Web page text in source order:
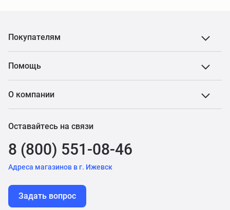
Покупателям
Помощь
О компании
Оставайтесь на связи
8 (800) 551-08-46
Адреса магазинов в г. Ижевск
Задать вопрос